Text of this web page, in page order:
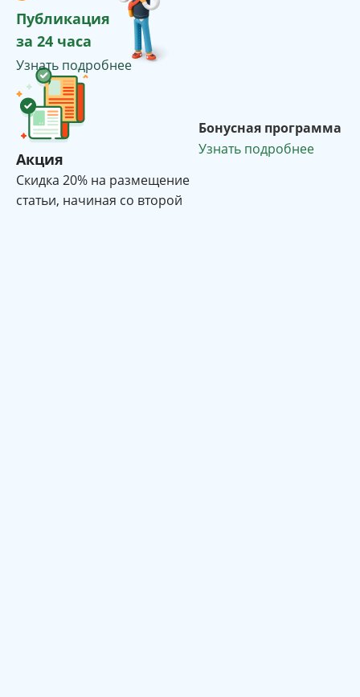
Публикация
за 24 часа
Узнать подробнее
Акция
Cкидка 20% на размещение
статьи, начиная со второй
Бонусная программа
Узнать подробнее